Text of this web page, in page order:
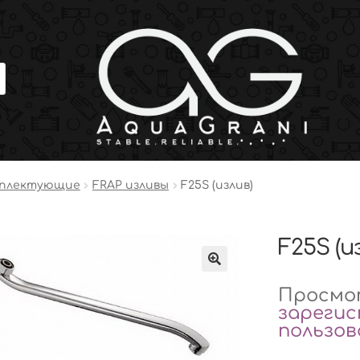
FRAP изливы F25S (излив)
F25S